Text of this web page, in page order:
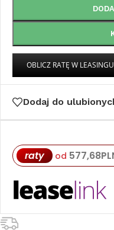
Dodaj do
raty od 577,68